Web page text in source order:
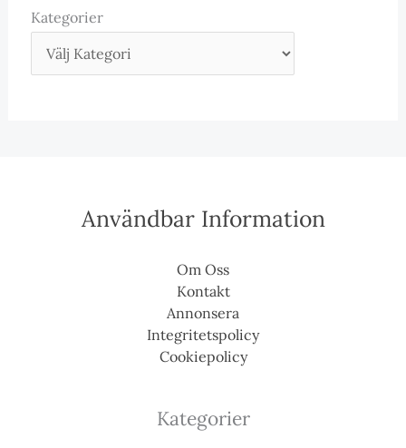
Kategorier
Användbar Information
Om Oss
Kontakt
Annonsera
Integritetspolicy
Cookiepolicy
Kategorier